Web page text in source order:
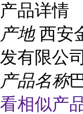
产品详情
产地 西安
发有限公司
产品名称
看相似产